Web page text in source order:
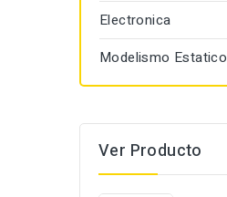
Electronica
Modelismo Estatico
Ver Producto